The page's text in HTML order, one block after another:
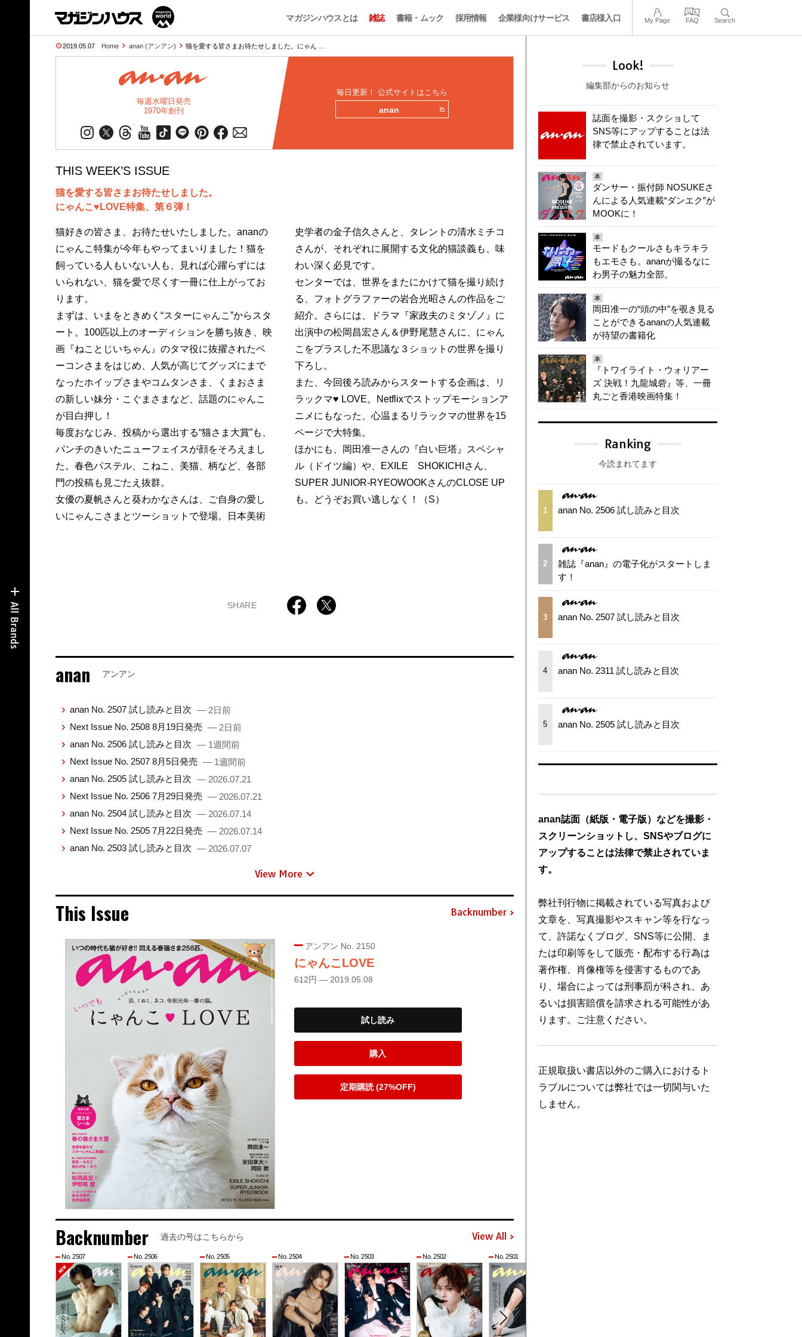
マガジンハウスとは 雑誌 書籍・ムック 採用情報 企業様向けサービス 書店様入口 My Page FAQ Search
2019.05.07 Home anan (アンアン) 猫を愛する皆さまお待たせしました。にゃん …
毎週水曜日発売
1970年創刊
毎日更新！ 公式サイトはこちら
anan
THIS WEEK’S ISSUE
猫を愛する皆さまお待たせしました。
にゃんこ♥LOVE特集、第６弾！
猫好きの皆さま、お待たせいたしました。ananの
にゃんこ特集が今年もやってまいりました！猫を
飼っている人もいない人も、見れば心躍らずには
いられない、猫を愛で尽くす一冊に仕上がってお
ります。
まずは、いまをときめく“スターにゃんこ”からスタ
ート。100匹以上のオーディションを勝ち抜き、映
画『ねことじいちゃん』のタマ役に抜擢されたベ
ーコンさまをはじめ、人気が高じてグッズにまで
なったホイップさまやコムタンさま、くまおさま
の新しい妹分・こぐまさまなど、話題のにゃんこ
が目白押し！
毎度おなじみ、投稿から選出する“猫さま大賞”も、
パンチのきいたニューフェイスが顔をそろえまし
た。春色パステル、こねこ、美猫、柄など、各部
門の投稿も見ごたえ抜群。
女優の夏帆さんと葵わかなさんは、ご自身の愛し
いにゃんこさまとツーショットで登場。日本美術
史学者の金子信久さんと、タレントの清水ミチコ
さんが、それぞれに展開する文化的猫談義も、味
わい深く必見です。
センターでは、世界をまたにかけて猫を撮り続け
る、フォトグラファーの岩合光昭さんの作品をご
紹介。さらには、ドラマ『家政夫のミタゾノ』に
出演中の松岡昌宏さん＆伊野尾慧さんに、にゃん
こをプラスした不思議な３ショットの世界を撮り
下ろし。
また、今回後ろ読みからスタートする企画は、リ
ラックマ♥ LOVE。Netflixでストップモーションア
ニメにもなった、心温まるリラックマの世界を15
ページで大特集。
ほかにも、岡田准一さんの『白い巨塔』スペシャ
ル（ドイツ編）や、EXILE SHOKICHIさん、
SUPER JUNIOR-RYEOWOOKさんのCLOSE UP
も。どうぞお買い逃しなく！（S）
SHARE
anan アンアン
anan No. 2507 試し読みと目次 — 2日前
Next Issue No. 2508 8月19日発売 — 2日前
anan No. 2506 試し読みと目次 — 1週間前
Next Issue No. 2507 8月5日発売 — 1週間前
anan No. 2505 試し読みと目次 — 2026.07.21
Next Issue No. 2506 7月29日発売 — 2026.07.21
anan No. 2504 試し読みと目次 — 2026.07.14
Next Issue No. 2505 7月22日発売 — 2026.07.14
anan No. 2503 試し読みと目次 — 2026.07.07
View More
This Issue Backnumber
アンアン No. 2150
にゃんこLOVE
612円 — 2019.05.08
試し読み
購入
定期購読 (27%OFF)
Backnumber 過去の号はこちらから View All
No. 2507 No. 2506 No. 2505 No. 2504 No. 2503 No. 2502 No. 2501
Look!
編集部からのお知らせ
誌面を撮影・スクショして
SNS等にアップすることは法
律で禁止されています。
本
ダンサー・振付師 NOSUKEさ
んによる人気連載“ダンエク”が
MOOKに！
本
モードもクールさもキラキラ
もエモさも。ananが撮るなに
わ男子の魅力全部。
本
岡田准一の“頭の中”を覗き見る
ことができるananの人気連載
が待望の書籍化
本
『トワイライト・ウォリアー
ズ 決戦！九龍城砦』等、一冊
丸ごと香港映画特集！
Ranking
今読まれてます
1 anan No. 2506 試し読みと目次
2
雑誌『anan』の電子化がスタートしま
す！
3 anan No. 2507 試し読みと目次
4 anan No. 2311 試し読みと目次
5 anan No. 2505 試し読みと目次
anan誌面（紙版・電子版）などを撮影・
スクリーンショットし、SNSやブログに
アップすることは法律で禁止されていま
す。
弊社刊行物に掲載されている写真および
文章を、写真撮影やスキャン等を行なっ
て、許諾なくブログ、SNS等に公開、ま
たは印刷等をして販売・配布する行為は
著作権、肖像権等を侵害するものであ
り、場合によっては刑事罰が科され、あ
るいは損害賠償を請求される可能性があ
ります。ご注意ください。
正規取扱い書店以外のご購入におけるト
ラブルについては弊社では一切関与いた
しません。